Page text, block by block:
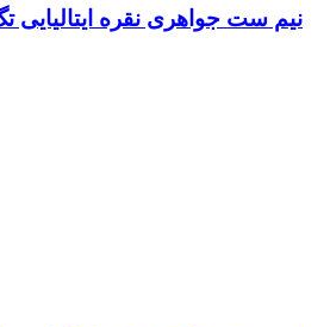
نیم ست جواهری نقره